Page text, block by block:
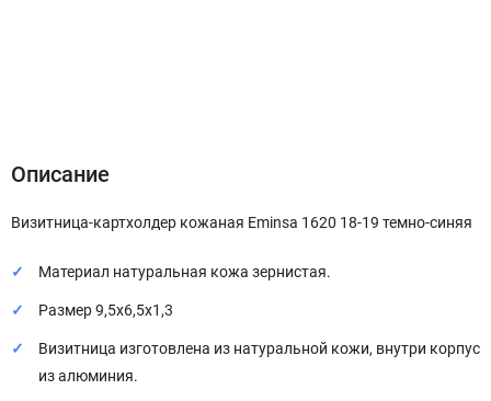
Описание
Визитница-картхолдер кожаная Eminsa 1620 18-19 темно-синяя
Материал натуральная кожа зернистая.
Размер 9,5х6,5х1,3
Визитница изготовлена из натуральной кожи, внутри корпус
из алюминия.